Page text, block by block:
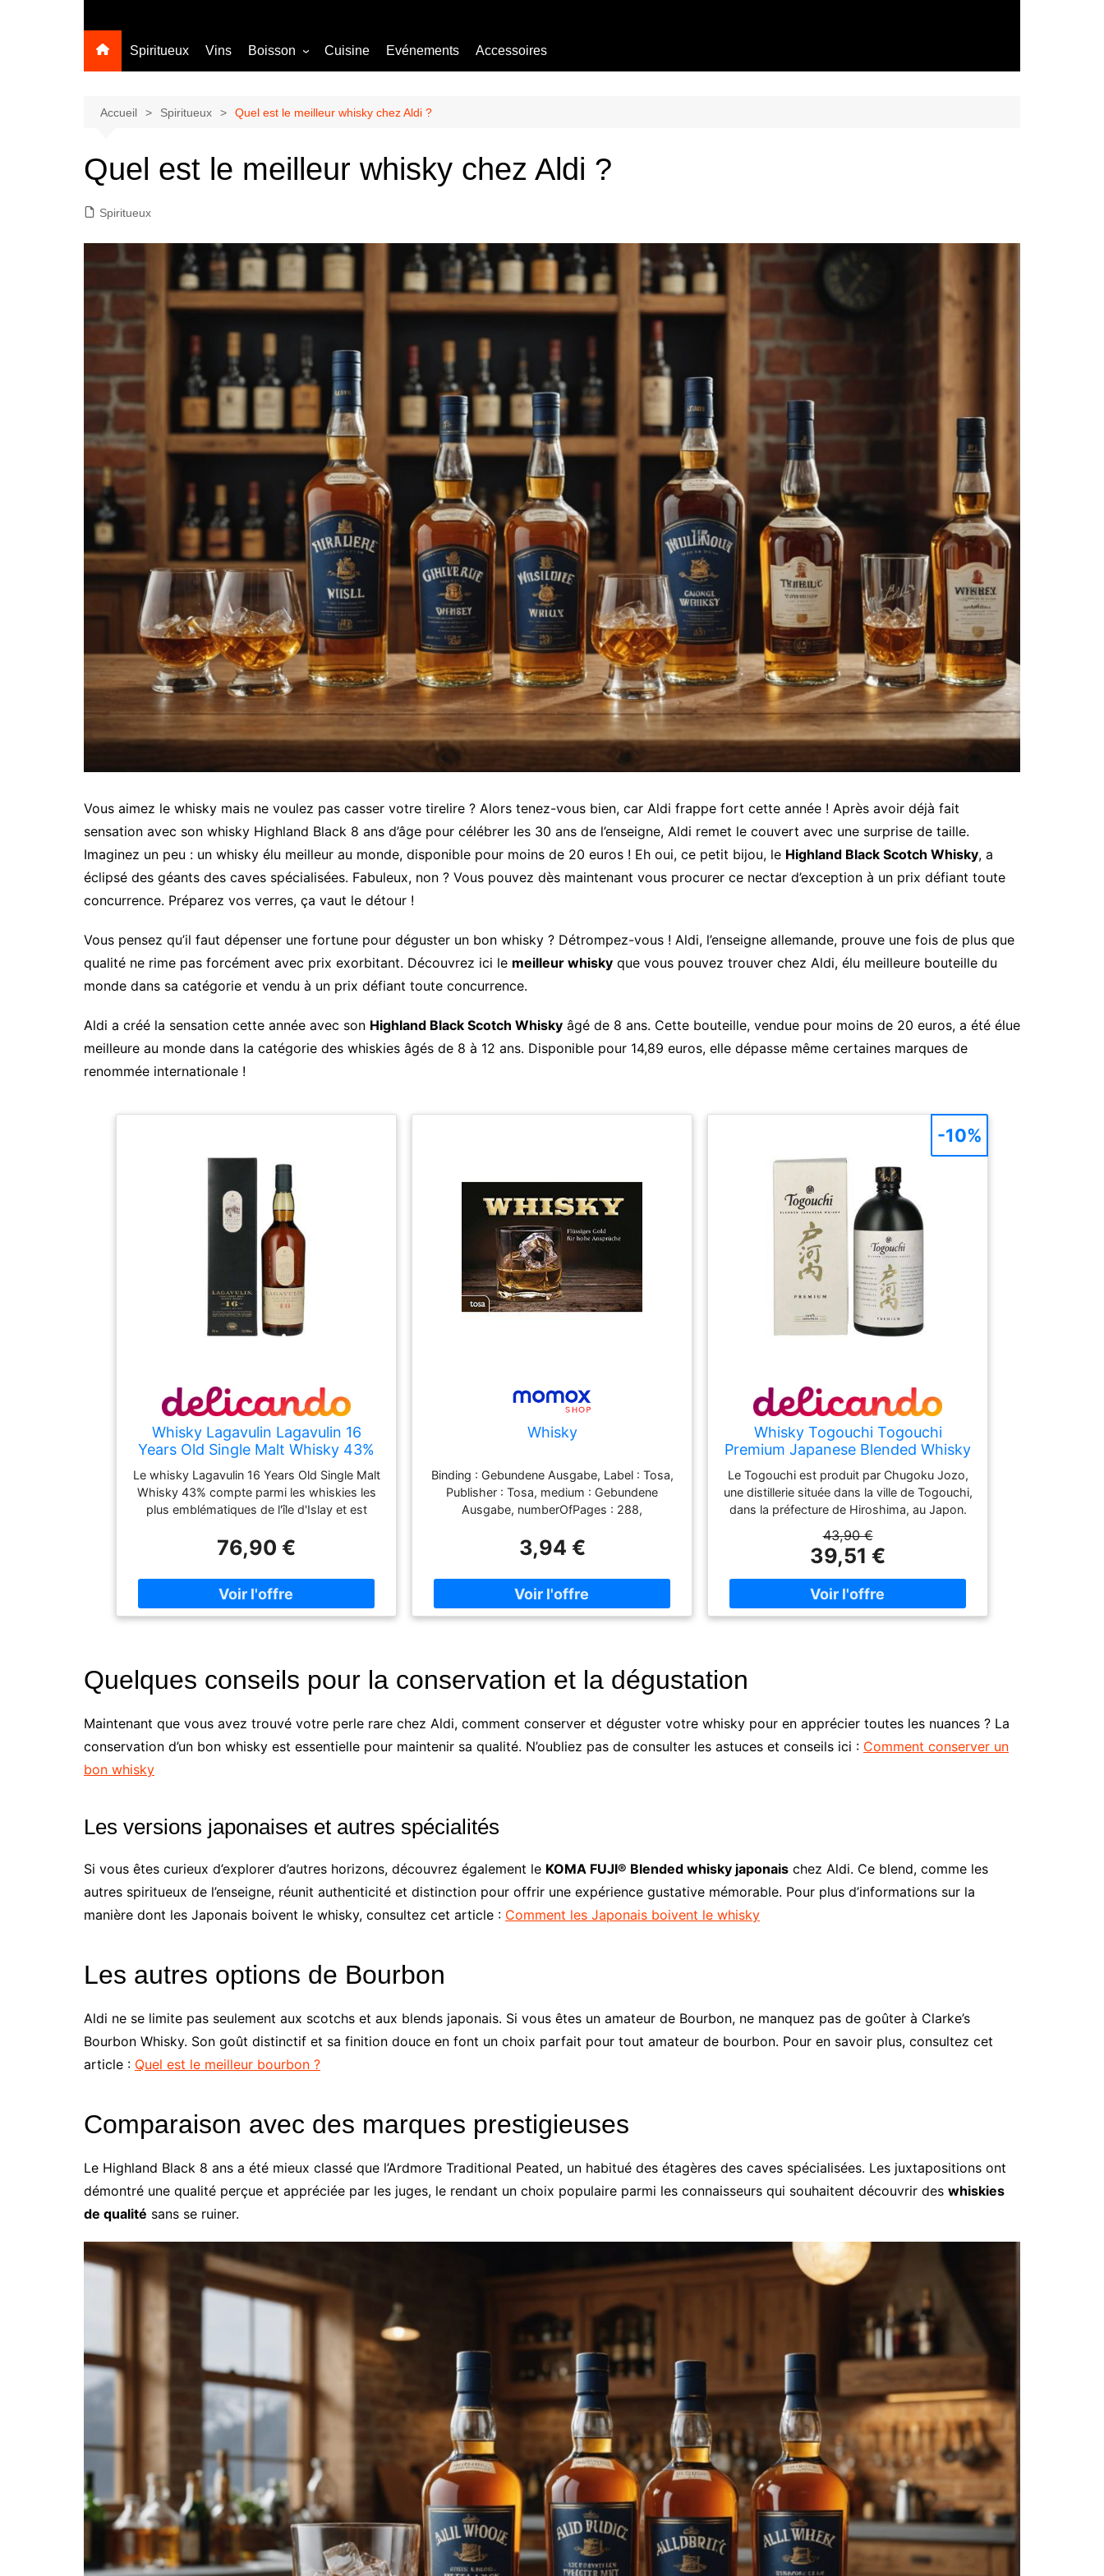
Spiritueux Vins Boisson
Cocktail
Cuisine Evénements Accessoires
Accueil Spiritueux Quel est le meilleur whisky chez Aldi ?
Quel est le meilleur whisky chez Aldi ?
Spiritueux
Vous aimez le whisky mais ne voulez pas casser votre tirelire ? Alors tenez-vous bien, car Aldi frappe fort cette année ! Après avoir déjà fait
sensation avec son whisky Highland Black 8 ans d’âge pour célébrer les 30 ans de l’enseigne, Aldi remet le couvert avec une surprise de taille.
Imaginez un peu : un whisky élu meilleur au monde, disponible pour moins de 20 euros ! Eh oui, ce petit bijou, le Highland Black Scotch Whisky, a
éclipsé des géants des caves spécialisées. Fabuleux, non ? Vous pouvez dès maintenant vous procurer ce nectar d’exception à un prix défiant toute
concurrence. Préparez vos verres, ça vaut le détour !
Vous pensez qu’il faut dépenser une fortune pour déguster un bon whisky ? Détrompez-vous ! Aldi, l’enseigne allemande, prouve une fois de plus que
qualité ne rime pas forcément avec prix exorbitant. Découvrez ici le meilleur whisky que vous pouvez trouver chez Aldi, élu meilleure bouteille du
monde dans sa catégorie et vendu à un prix défiant toute concurrence.
Aldi a créé la sensation cette année avec son Highland Black Scotch Whisky âgé de 8 ans. Cette bouteille, vendue pour moins de 20 euros, a été élue
meilleure au monde dans la catégorie des whiskies âgés de 8 à 12 ans. Disponible pour 14,89 euros, elle dépasse même certaines marques de
renommée internationale !
Whisky Lagavulin Lagavulin 16
Years Old Single Malt Whisky 43%
Vol. 0,7l en boîte cadeau
Le whisky Lagavulin 16 Years Old Single Malt
Whisky 43% compte parmi les whiskies les
plus emblématiques de l'île d'Islay et est
plus importants du monde du single malt
écossais. Le malt utilisé pour la product
Couleur : or profond. Nez : Fumée de tourbe
intense, iode, varech et douceur profonde.
Goût : Fumée de tourbe sèche, douceur à la
76,90 €
Whisky
Binding : Gebundene Ausgabe, Label : Tosa,
Publisher : Tosa, medium : Gebundene
Ausgabe, numberOfPages : 288,
german, ISBN : 3863132645
3,94 €
Whisky Togouchi Togouchi
Premium Japanese Blended Whisky
40% Vol. 0,7l en boîte cadeau
Le Togouchi est produit par Chugoku Jozo,
une distillerie située dans la ville de Togouchi,
dans la préfecture de Hiroshima, au Japon.
grottes naturelles qui a été construit à
l'origine pour servir de tunn Couleur : ambre.
Nez : Grossier, notes de scotch au beurre et
de barbe à papa, soupçon d'herbe
fraîchement coupée. Goût : Doux, noix de
43,90 €
39,51 €
-10%
Quelques conseils pour la conservation et la dégustation
Maintenant que vous avez trouvé votre perle rare chez Aldi, comment conserver et déguster votre whisky pour en apprécier toutes les nuances ? La
conservation d’un bon whisky est essentielle pour maintenir sa qualité. N’oubliez pas de consulter les astuces et conseils ici : Comment conserver un
bon whisky
Les versions japonaises et autres spécialités
Si vous êtes curieux d’explorer d’autres horizons, découvrez également le KOMA FUJI® Blended whisky japonais chez Aldi. Ce blend, comme les
autres spiritueux de l’enseigne, réunit authenticité et distinction pour offrir une expérience gustative mémorable. Pour plus d’informations sur la
manière dont les Japonais boivent le whisky, consultez cet article : Comment les Japonais boivent le whisky
Les autres options de Bourbon
Aldi ne se limite pas seulement aux scotchs et aux blends japonais. Si vous êtes un amateur de Bourbon, ne manquez pas de goûter à Clarke’s
Bourbon Whisky. Son goût distinctif et sa finition douce en font un choix parfait pour tout amateur de bourbon. Pour en savoir plus, consultez cet
article : Quel est le meilleur bourbon ?
Comparaison avec des marques prestigieuses
Le Highland Black 8 ans a été mieux classé que l’Ardmore Traditional Peated, un habitué des étagères des caves spécialisées. Les juxtapositions ont
démontré une qualité perçue et appréciée par les juges, le rendant un choix populaire parmi les connaisseurs qui souhaitent découvrir des whiskies
de qualité sans se ruiner.